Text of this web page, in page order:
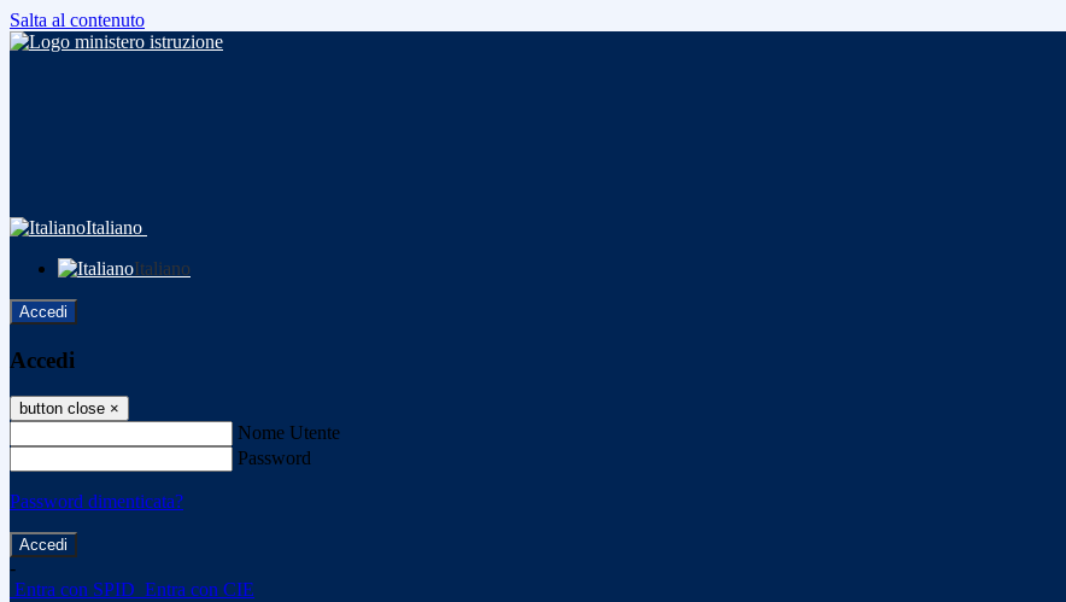
Salta al contenuto
Italiano
Italiano
Accedi
Accedi
button close ×
Nome Utente
Password
Password dimenticata?
-
Entra con SPID Entra con CIE